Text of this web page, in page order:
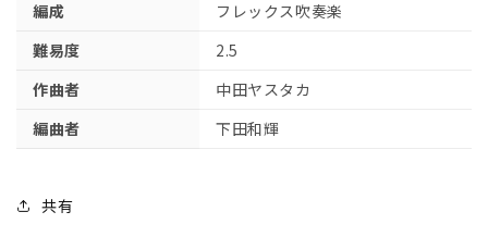
Ｄ」
主
歌）
【参
考
源
考
編成
フレックス吹奏楽
難易度
2.5
作曲者
中田ヤスタカ
編曲者
下田和輝
共有